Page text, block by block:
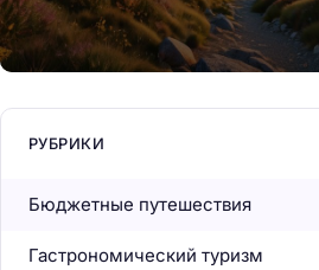
РУБРИКИ
Бюджетные путешествия
Гастрономический туризм